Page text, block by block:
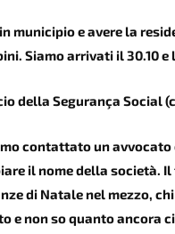
municipio e avere la
Siamo arrivati il 30.10 e
della Segurança Social
contattato un
il nome della società.
di Natale nel mezzo,
e non so quanto ancora